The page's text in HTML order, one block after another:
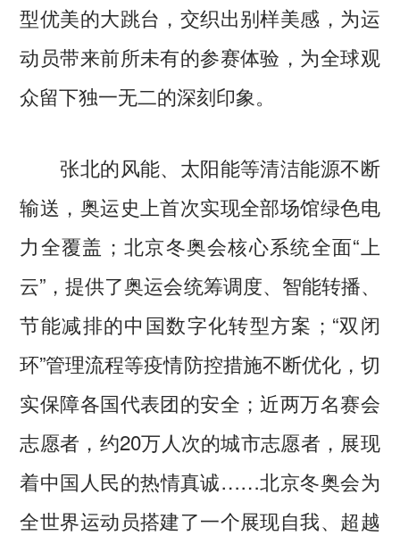
型优美的大跳台，交织出别样美感，为运
动员带来前所未有的参赛体验，为全球观
众留下独一无二的深刻印象。
张北的风能、太阳能等清洁能源不断
输送，奥运史上首次实现全部场馆绿色电
力全覆盖；北京冬奥会核心系统全面“上
云”，提供了奥运会统筹调度、智能转播、
节能减排的中国数字化转型方案；“双闭
环”管理流程等疫情防控措施不断优化，切
实保障各国代表团的安全；近两万名赛会
志愿者，约20万人次的城市志愿者，展现
着中国人民的热情真诚……北京冬奥会为
全世界运动员搭建了一个展现自我、超越